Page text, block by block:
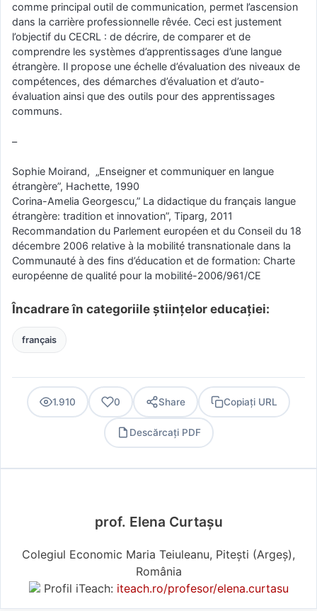
comme principal outil de communication, permet l’ascension
dans la carrière professionnelle rêvée. Ceci est justement
l’objectif du CECRL : de décrire, de comparer et de
comprendre les systèmes d’apprentissages d’une langue
étrangère. Il propose une échelle d’évaluation des niveaux de
compétences, des démarches d’évaluation et d’auto-
évaluation ainsi que des outils pour des apprentissages
communs.
–
Sophie Moirand, „Enseigner et communiquer en langue
étrangère”, Hachette, 1990
Corina-Amelia Georgescu,” La didactique du français langue
étrangère: tradition et innovation”, Tiparg, 2011
Recommandation du Parlement européen et du Conseil du 18
décembre 2006 relative à la mobilité transnationale dans la
Communauté à des fins d’éducation et de formation: Charte
européenne de qualité pour la mobilité-2006/961/CE
Încadrare în categoriile științelor educației:
français
1.910 0 Share Copiați URL
Descărcați PDF
prof. Elena Curtașu
Colegiul Economic Maria Teiuleanu, Pitești (Argeş),
România
Profil iTeach: iteach.ro/profesor/elena.curtasu